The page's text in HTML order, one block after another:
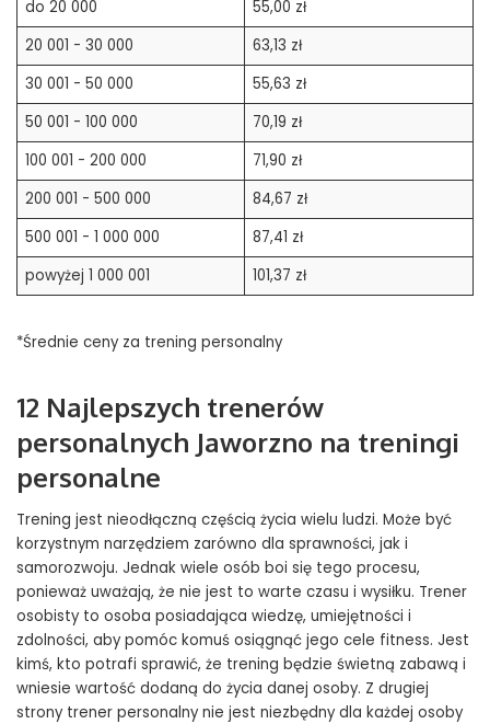
do 20 000
55,00 zł
20 001 - 30 000
63,13 zł
30 001 - 50 000
55,63 zł
50 001 - 100 000
70,19 zł
100 001 - 200 000
71,90 zł
200 001 - 500 000
84,67 zł
500 001 - 1 000 000
87,41 zł
powyżej 1 000 001
101,37 zł
*Średnie ceny za trening personalny
12 Najlepszych trenerów
personalnych Jaworzno na treningi
personalne
Trening jest nieodłączną częścią życia wielu ludzi. Może być
korzystnym narzędziem zarówno dla sprawności, jak i
samorozwoju. Jednak wiele osób boi się tego procesu,
ponieważ uważają, że nie jest to warte czasu i wysiłku. Trener
osobisty to osoba posiadająca wiedzę, umiejętności i
zdolności, aby pomóc komuś osiągnąć jego cele fitness. Jest
kimś, kto potrafi sprawić, że trening będzie świetną zabawą i
wniesie wartość dodaną do życia danej osoby. Z drugiej
strony trener personalny nie jest niezbędny dla każdej osoby